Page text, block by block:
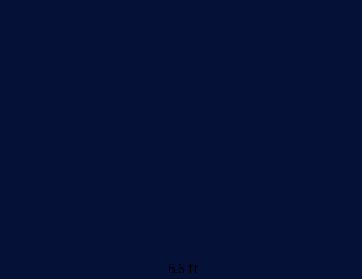
6.6 ft